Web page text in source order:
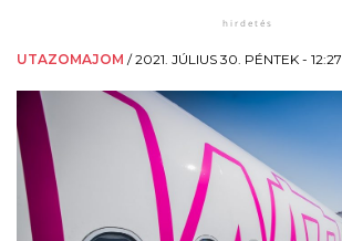
UTAZOMAJOM /2021. JÚLIUS 30. PÉNTEK - 12:27